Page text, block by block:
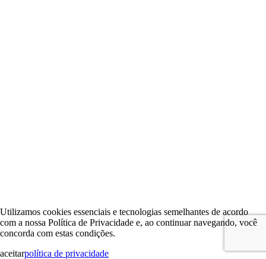
Utilizamos cookies essenciais e tecnologias semelhantes de acordo
com a nossa Política de Privacidade e, ao continuar navegando, você
concorda com estas condições.
aceitarpolítica de privacidade